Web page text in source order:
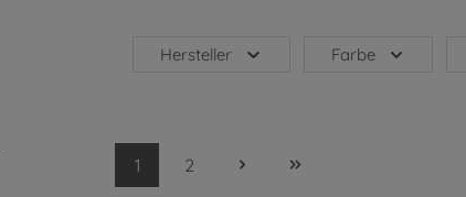
Hersteller Farbe
1 2